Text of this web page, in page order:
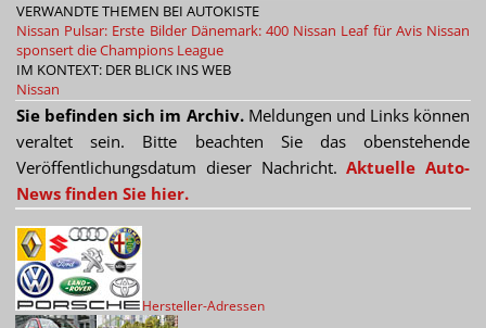
VERWANDTE THEMEN BEI AUTOKISTE
Nissan Pulsar: Erste Bilder Dänemark: 400 Nissan Leaf für Avis Nissan
sponsert die Champions League
IM KONTEXT: DER BLICK INS WEB
Nissan
Sie befinden sich im Archiv.Meldungen und Links können
veraltet sein. Bitte beachten Sie das obenstehende
Veröffentlichungsdatum dieser Nachricht.Aktuelle Auto-
News finden Sie hier.
Hersteller-Adressen